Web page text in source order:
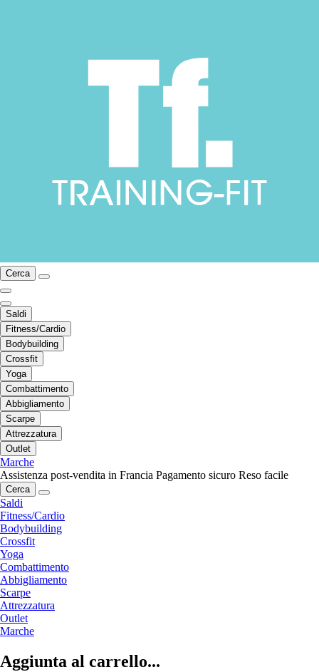
Cerca
Saldi
Fitness/Cardio
Bodybuilding
Crossfit
Yoga
Combattimento
Abbigliamento
Scarpe
Attrezzatura
Outlet
Marche
Assistenza post-vendita in Francia Pagamento sicuro Reso facile
Cerca
Saldi
Fitness/Cardio
Bodybuilding
Crossfit
Yoga
Combattimento
Abbigliamento
Scarpe
Attrezzatura
Outlet
Marche
Aggiunta al carrello...